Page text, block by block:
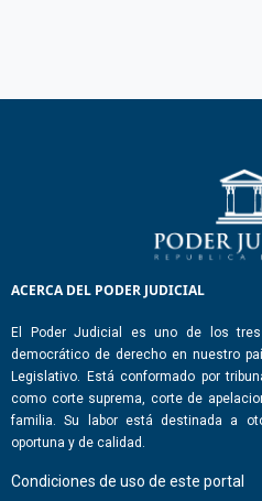
ACERCA DEL PODER JUDICIAL
El Poder Judicial es uno de los
democrático de derecho en nuestro
Legislativo. Está conformado por
como corte suprema, corte de
familia. Su labor está destinada a
oportuna y de calidad.
Condiciones de uso de este portal